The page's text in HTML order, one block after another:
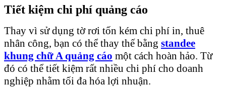
Tiết kiệm chi phí quảng cáo
Thay vì sử dụng tờ rơi tốn kém chi phí in, thuê
nhân công, bạn có thể thay thế bằng standee
khung chữ A quảng cáo một cách hoàn hảo. Từ
đó có thể tiết kiệm rất nhiều chi phí cho doanh
nghiệp nhằm tối đa hóa lợi nhuận.